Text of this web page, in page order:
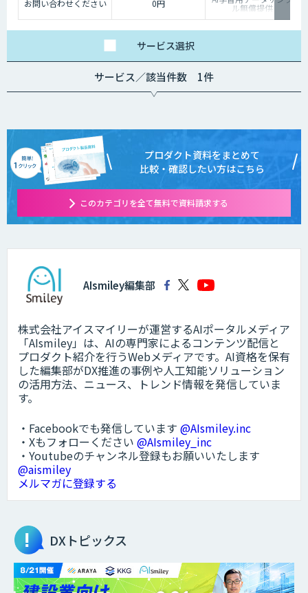
お問い合わせください 0円 ル無償提供
サービス選択
サービス／該当件数 1件
プロダクト資料をまとめて
比較・確認したい方はこちら
このカテゴリを全て無料で資料請求する
AIsmiley編集部
株式会社アイスマイリーが運営するAIポータルメディア
「AIsmiley」は、AIの専門家によるコンテンツ配信と
プロダクト紹介を行うWebメディアです。AI資格を保有
した編集部がDX推進の事例や人工知能ソリューション
の活用方法、ニュース、トレンド情報を発信していま
す。
・Facebookでも発信しています @AIsmiley.inc
・Xもフォローください @AIsmiley_inc
・Youtubeのチャンネル登録もお願いいたします
@aismiley
メルマガに登録する
DXトピックス